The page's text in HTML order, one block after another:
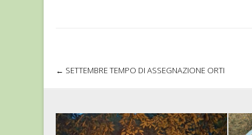
Post navigation
← SETTEMBRE TEMPO DI ASSEGNAZIONE ORTI